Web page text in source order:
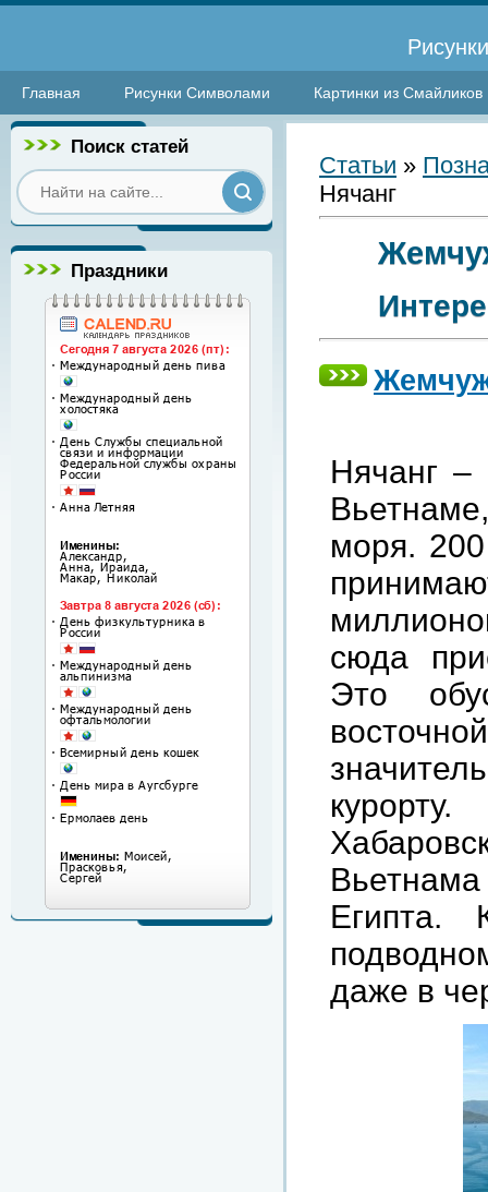
Главная Рисунки Символами Картинки из Смайликов
Поиск статей
Праздники
Статьи »
Нячанг
Нячанг –
моря.
сюда
Это
Египта.
даже в